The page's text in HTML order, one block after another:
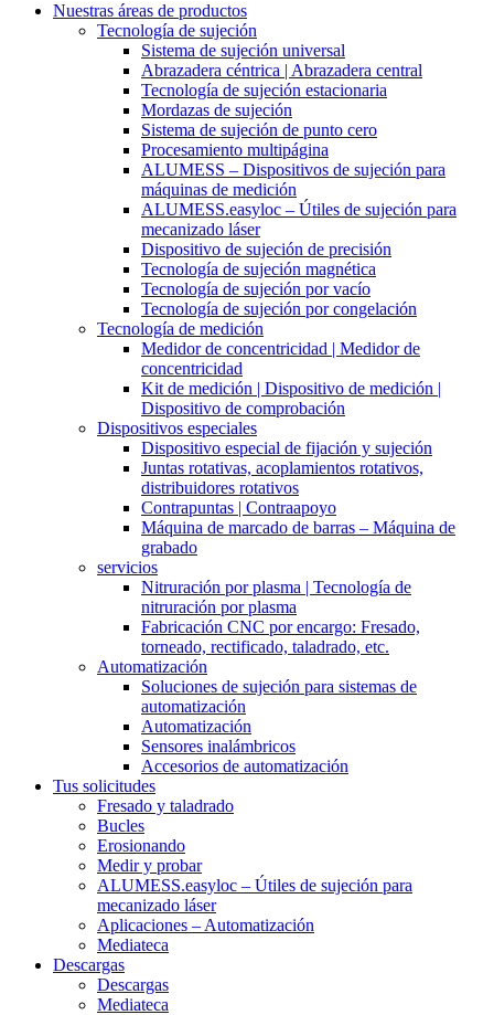
Nuestras áreas de productos
Tecnología de sujeción
Sistema de sujeción universal
Abrazadera céntrica | Abrazadera central
Tecnología de sujeción estacionaria
Mordazas de sujeción
Sistema de sujeción de punto cero
Procesamiento multipágina
ALUMESS – Dispositivos de sujeción para
máquinas de medición
ALUMESS.easyloc – Útiles de sujeción para
mecanizado láser
Dispositivo de sujeción de precisión
Tecnología de sujeción magnética
Tecnología de sujeción por vacío
Tecnología de sujeción por congelación
Tecnología de medición
Medidor de concentricidad | Medidor de
concentricidad
Kit de medición | Dispositivo de medición |
Dispositivo de comprobación
Dispositivos especiales
Dispositivo especial de fijación y sujeción
Juntas rotativas, acoplamientos rotativos,
distribuidores rotativos
Contrapuntas | Contraapoyo
Máquina de marcado de barras – Máquina de
grabado
servicios
Nitruración por plasma | Tecnología de
nitruración por plasma
Fabricación CNC por encargo: Fresado,
torneado, rectificado, taladrado, etc.
Automatización
Soluciones de sujeción para sistemas de
automatización
Automatización
Sensores inalámbricos
Accesorios de automatización
Tus solicitudes
Fresado y taladrado
Bucles
Erosionando
Medir y probar
ALUMESS.easyloc – Útiles de sujeción para
mecanizado láser
Aplicaciones – Automatización
Mediateca
Descargas
Descargas
Mediateca